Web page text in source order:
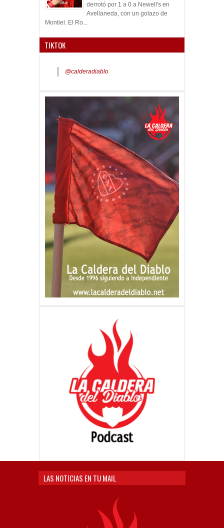
derrotó por 1 a 0 a Newell's en
Avellaneda, con un golazo de
Montiel. El Ro...
TIKTOK
@calderadiablo
LAS NOTICIAS EN TU MAIL